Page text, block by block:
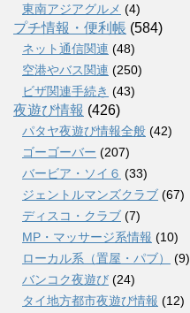
東南アジアグルメ (4)
プチ情報・便利帳 (584)
ネット通信関連 (48)
空港やバス関連 (250)
ビザ関連手続き (43)
夜遊び情報 (426)
パタヤ夜遊び情報全般 (42)
ゴーゴーバー (207)
バービア・ソイ６ (33)
ジェントルマンズクラブ (67)
ディスコ・クラブ (7)
MP・マッサージ系情報 (10)
ローカル系（置屋・パブ）
(9)
バンコク夜遊び (24)
タイ地方都市夜遊び情報 (12)